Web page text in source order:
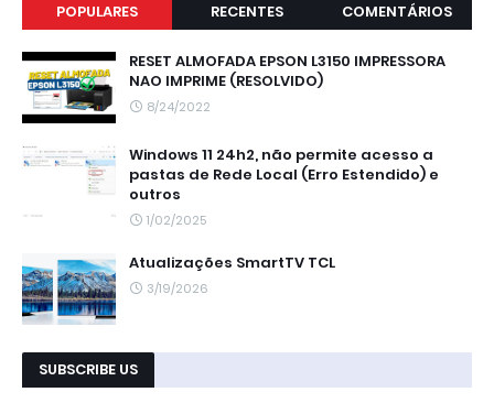
POPULARES RECENTES COMENTÁRIOS
RESET ALMOFADA EPSON L3150 IMPRESSORA
NAO IMPRIME (RESOLVIDO)
8/24/2022
Windows 11 24h2, não permite acesso a
pastas de Rede Local (Erro Estendido) e
outros
1/02/2025
Atualizações SmartTV TCL
3/19/2026
SUBSCRIBE US